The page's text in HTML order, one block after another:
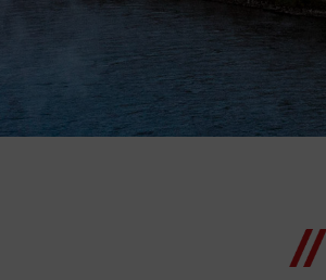
Element 1Element 2Element 3Element 4Element 5Element 6